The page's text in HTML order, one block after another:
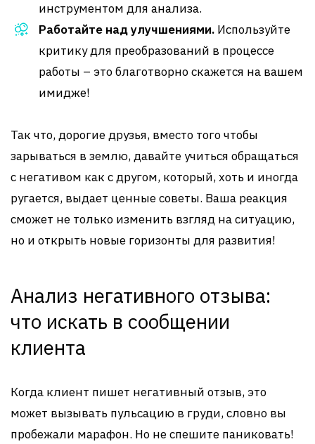
инструментом для анализа.
Работайте над улучшениями. Используйте
критику для преобразований в процессе
работы – это благотворно скажется на вашем
имидже!
Так что, дорогие друзья, вместо того чтобы
зарываться в землю, давайте учиться обращаться
с негативом как с другом, который, хоть и иногда
ругается, выдает ценные советы. Ваша реакция
сможет не только изменить взгляд на ситуацию,
но и открыть новые горизонты для развития!
Анализ негативного отзыва:
что искать в сообщении
клиента
Когда клиент пишет негативный отзыв, это
может вызывать пульсацию в груди, словно вы
пробежали марафон. Но не спешите паниковать!